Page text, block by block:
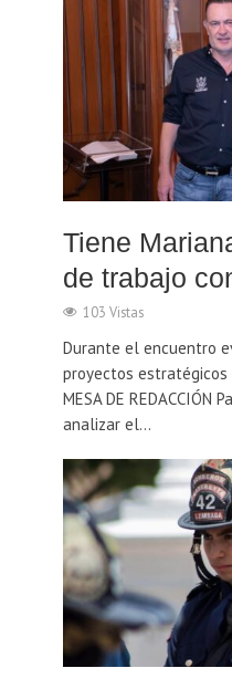
Tiene
de trabajo
103 Vistas
Durante el encuentro
proyectos
MESA DE REDACCIÓN
analizar el...